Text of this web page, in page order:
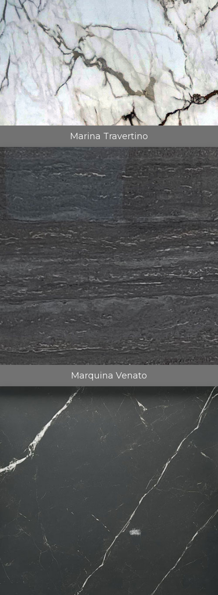
Marina Travertino
Marquina Venato